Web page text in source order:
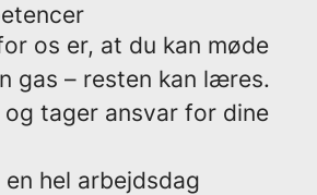
os er, at du kan møde
gas – resten kan læres.
tager ansvar for dine
hel arbejdsdag